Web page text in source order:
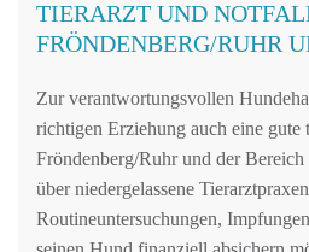
TIERARZT UND
FRÖNDENBERG/RUHR
Zur verantwortungsvollen
richtigen Erziehung auch eine gute
Fröndenberg/Ruhr und der
über niedergelassene
Routineuntersuchungen,